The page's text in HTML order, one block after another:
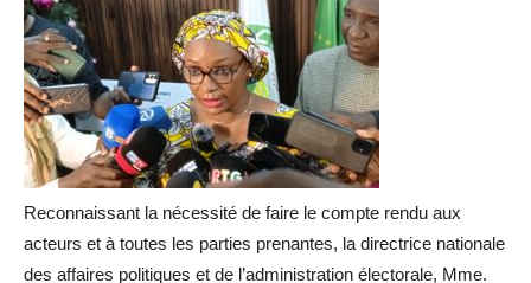
Reconnaissant la nécessité de faire le compte rendu aux
acteurs et à toutes les parties prenantes, la directrice nationale
des affaires politiques et de l’administration électorale, Mme.